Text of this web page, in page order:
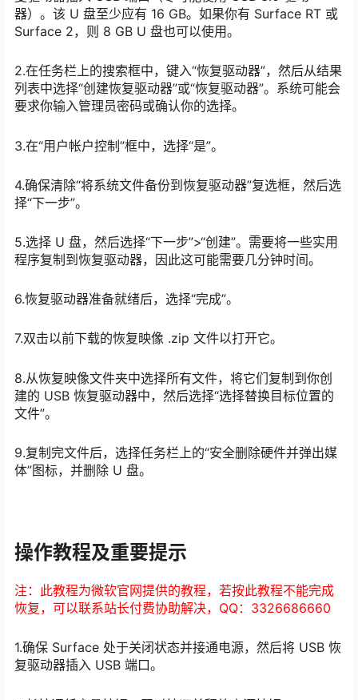
器）。该 U 盘至少应有 16 GB。如果你有 Surface RT 或
Surface 2，则 8 GB U 盘也可以使用。
2.在任务栏上的搜索框中，键入“恢复驱动器”，然后从结果
列表中选择“创建恢复驱动器”或“恢复驱动器”。系统可能会
要求你输入管理员密码或确认你的选择。
3.在“用户帐户控制”框中，选择“是”。
4.确保清除“将系统文件备份到恢复驱动器”复选框，然后选
择“下一步”。
5.选择 U 盘，然后选择“下一步”>“创建”。需要将一些实用
程序复制到恢复驱动器，因此这可能需要几分钟时间。
6.恢复驱动器准备就绪后，选择“完成”。
7.双击以前下载的恢复映像 .zip 文件以打开它。
8.从恢复映像文件夹中选择所有文件，将它们复制到你创
建的 USB 恢复驱动器中，然后选择“选择替换目标位置的
文件”。
9.复制完文件后，选择任务栏上的“安全删除硬件并弹出媒
体”图标，并删除 U 盘。
操作教程及重要提示
注：此教程为微软官网提供的教程，若按此教程不能完成
恢复，可以联系站长付费协助解决，QQ：3326686660
1.确保 Surface 处于关闭状态并接通电源，然后将 USB 恢
复驱动器插入 USB 端口。